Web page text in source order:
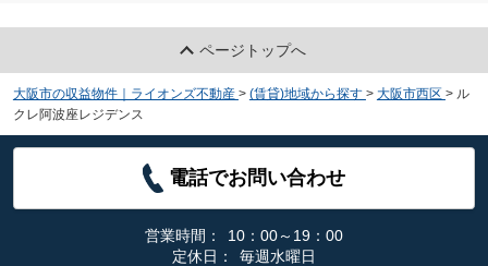
ページトップへ
大阪市の収益物件｜ライオンズ不動産 > (賃貸)地域から探す > 大阪市西区 > ル
クレ阿波座レジデンス
電話でお問い合わせ
営業時間：
10：00～19：00
定休日：
毎週水曜日